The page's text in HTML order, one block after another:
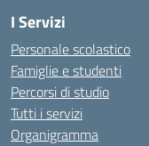
I Servizi
Personale scolastico
Famiglie e studenti
Percorsi di studio
Tutti i servizi
Organigramma